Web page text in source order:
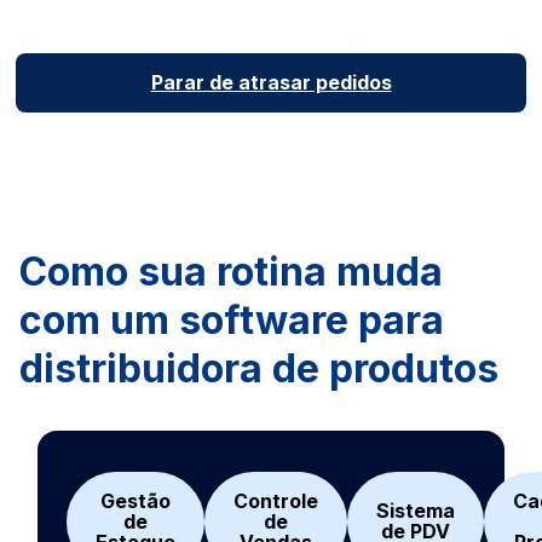
Parar de atrasar pedidos
Como sua rotina muda
com um software para
distribuidora de produtos
Gestão
de
Controle
de
Sistema
de PDV